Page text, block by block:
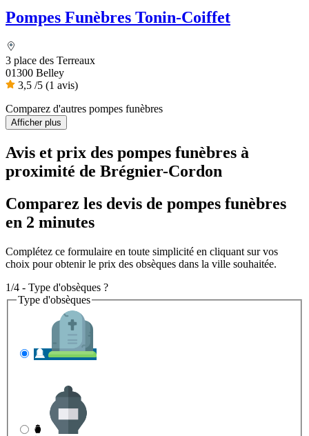
Pompes Funèbres Tonin-Coiffet
3 place des Terreaux
01300 Belley
3,5 /5 (1 avis)
Comparez d'autres pompes funèbres
Afficher plus
Avis et prix des pompes funèbres à
proximité de Brégnier-Cordon
Comparez les devis de pompes funèbres
en 2 minutes
Complétez ce formulaire en toute simplicité en cliquant sur vos
choix pour obtenir le prix des obsèques dans la ville souhaitée.
1/4 - Type d'obsèques ?
Type d'obsèques